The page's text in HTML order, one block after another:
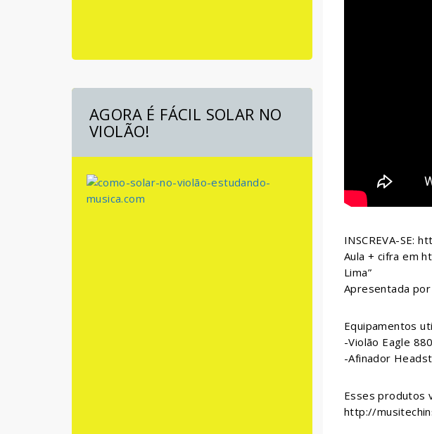
AGORA É FÁCIL SOLAR NO
VIOLÃO!
INSCREVA-SE:
Aula + cifra em
Lima”
Apresentada
Equipamentos
-Violão Eagle
-Afinador
Esses produtos
http://